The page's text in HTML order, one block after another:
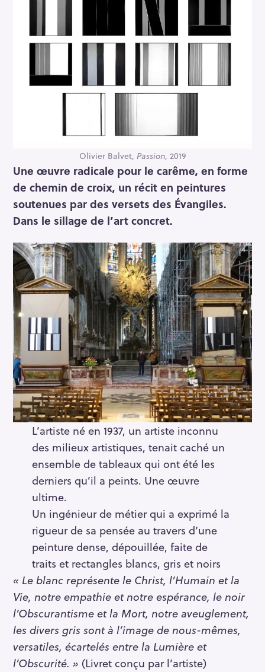
Olivier Balvet, Passion, 2019
Une œuvre radicale pour le carême, en forme
de chemin de croix, un récit en peintures
soutenues par des versets des Évangiles.
Dans le sillage de l’art concret.
L’artiste né en 1937, un artiste inconnu
des milieux artistiques, tenait caché un
ensemble de tableaux qui ont été les
derniers qu’il a peints. Une œuvre
ultime.
Un ingénieur de métier qui a exprimé la
rigueur de sa pensée au travers d’une
peinture dense, dépouillée, faite de
traits et rectangles blancs, gris et noirs
« Le blanc représente le Christ, l’Humain et la
Vie, notre empathie et notre espérance, le noir
l’Obscurantisme et la Mort, notre aveuglement,
les divers gris sont à l’image de nous-mêmes,
versatiles, écartelés entre la Lumière et
l’Obscurité. » (Livret conçu par l’artiste)